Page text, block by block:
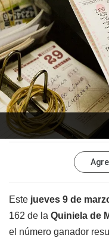
Este jueves 9 de
162 de la Quiniela de
el número ganador